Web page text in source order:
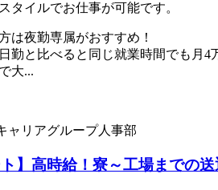
タイルでお仕事が可能です。
は夜勤専属がおすすめ！
勤と比べると同じ就業時間でも月4
大...
ャリアグループ人事部
ト】高時給！寮～工場までの